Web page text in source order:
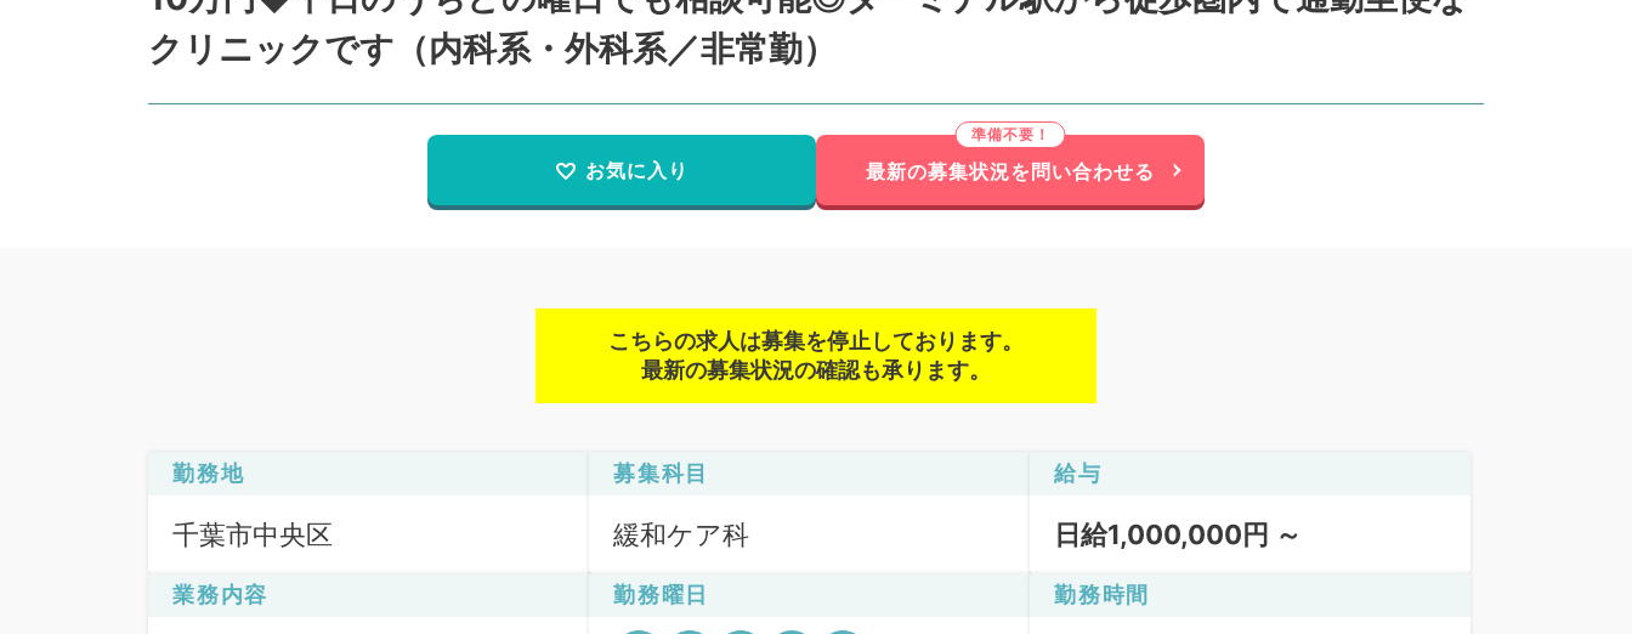
クリニックです（内科系・外科系／非常勤）
お気に入り 最新の募集状況を問い合わせる
こちらの求人は募集を停止しております。
最新の募集状況の確認も承ります。
勤務地
千葉市中央区
募集科目
緩和ケア科
給与
日給1,000,000円 ～
業務内容 勤務曜日 勤務時間